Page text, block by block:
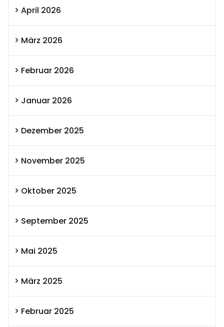
April 2026
März 2026
Februar 2026
Januar 2026
Dezember 2025
November 2025
Oktober 2025
September 2025
Mai 2025
März 2025
Februar 2025